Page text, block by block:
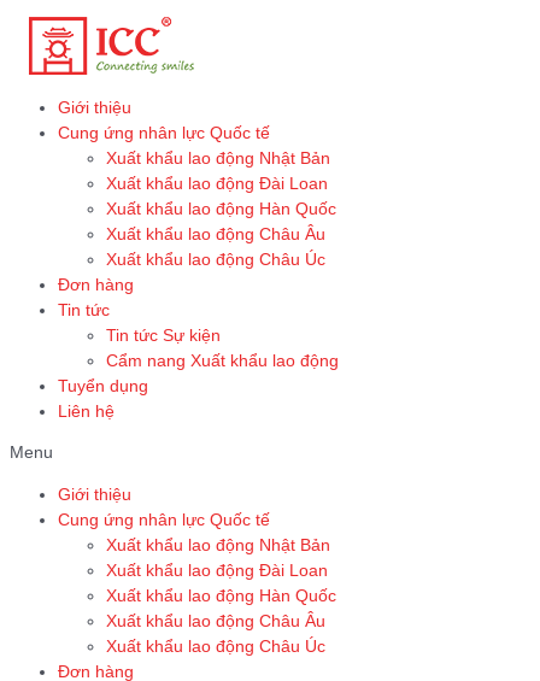
Skip
content
Giới thiệu
Cung ứng nhân lực Quốc tế
Xuất khẩu lao động Nhật Bản
Xuất khẩu lao động Đài Loan
Xuất khẩu lao động Hàn Quốc
Xuất khẩu lao động Châu Âu
Xuất khẩu lao động Châu Úc
Đơn hàng
Tin tức
Tin tức Sự kiện
Cẩm nang Xuất khẩu lao động
Tuyển dụng
Liên hệ
Menu
Giới thiệu
Cung ứng nhân lực Quốc tế
Xuất khẩu lao động Nhật Bản
Xuất khẩu lao động Đài Loan
Xuất khẩu lao động Hàn Quốc
Xuất khẩu lao động Châu Âu
Xuất khẩu lao động Châu Úc
Đơn hàng